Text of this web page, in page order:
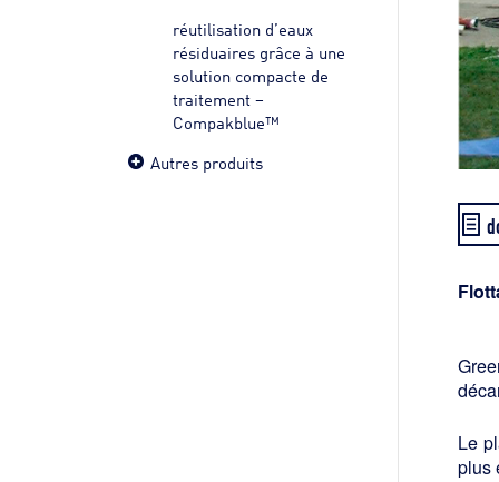
réutilisation d’eaux
résiduaires grâce à une
solution compacte de
traitement –
Compakblue™
Autres produits
Le
plus